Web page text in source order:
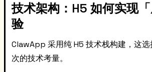
技术架构：H5 如何实现
验
ClawApp 采用纯 H5 技术栈构建，这
次的技术考量。